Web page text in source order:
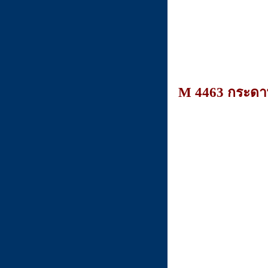
M 4463 กระด